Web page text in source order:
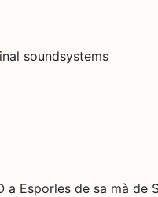
soundsystems
Esporles de sa mà de